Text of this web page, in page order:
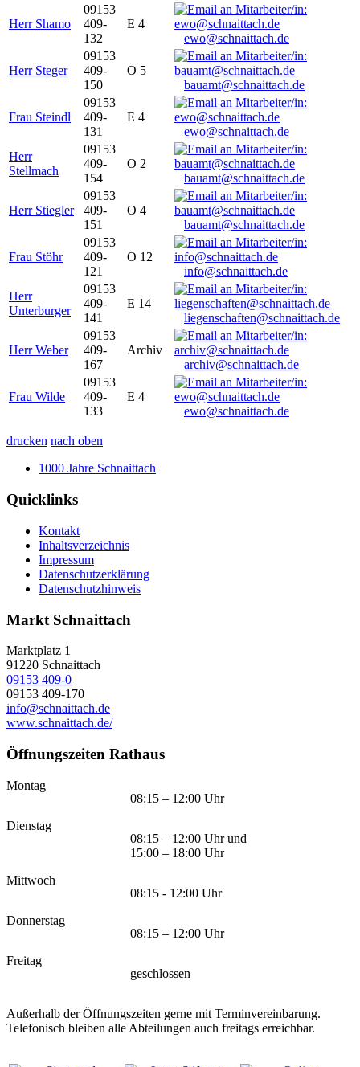
Herr Shamo
09153
409-
132
E 4
ewo@schnaittach.de
Herr Steger
09153
409-
150
O 5
bauamt@schnaittach.de
Frau Steindl
09153
409-
131
E 4
ewo@schnaittach.de
Herr
Stellmach
09153
409-
154
O 2
bauamt@schnaittach.de
Herr Stiegler
09153
409-
151
O 4
bauamt@schnaittach.de
Frau Stöhr
09153
409-
121
O 12
info@schnaittach.de
Herr
Unterburger
09153
409-
141
E 14
liegenschaften@schnaittach.de
Herr Weber
09153
409-
167
Archiv
archiv@schnaittach.de
Frau Wilde
09153
409-
133
E 4
ewo@schnaittach.de
drucken nach oben
1000 Jahre Schnaittach
Quicklinks
Kontakt
Inhaltsverzeichnis
Impressum
Datenschutzerklärung
Datenschutzhinweis
Markt Schnaittach
Marktplatz 1
91220 Schnaittach
09153 409-0
09153 409-170
info@schnaittach.de
www.schnaittach.de/
Öffnungszeiten Rathaus
Montag
08:15 – 12:00 Uhr
Dienstag
08:15 – 12:00 Uhr und
15:00 – 18:00 Uhr
Mittwoch
08:15 - 12:00 Uhr
Donnerstag
08:15 – 12:00 Uhr
Freitag
geschlossen
Außerhalb der Öffnungszeiten gerne mit Terminvereinbarung.
Telefonisch bleiben alle Abteilungen auch freitags erreichbar.